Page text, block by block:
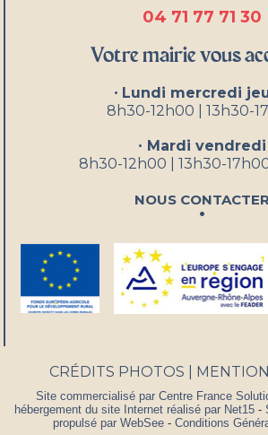
04 71 77 71 30
Votre mairie vous
• Lundi mercredi
8h30-12h00 | 13h30-
• Mardi vendredi
8h30-12h00 | 13h30-
Nous contacter
CRÉDITS PHOTOS
Site commercialisé par Centre France
hébergement du site Internet réalisé par Net15-
propulsé par WebSee - Conditions